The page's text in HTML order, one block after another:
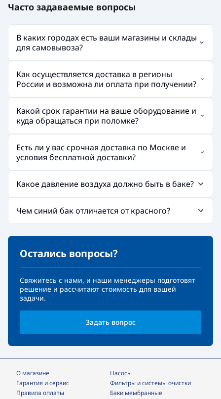
Часто задаваемые вопросы
В каких городах есть ваши магазины и склады
для самовывоза?
Как осуществляется доставка в регионы
России и возможна ли оплата при получении?
Какой срок гарантии на ваше оборудование и
куда обращаться при поломке?
Есть ли у вас срочная доставка по Москве и
условия бесплатной доставки?
Какое давление воздуха должно быть в баке?
Чем синий бак отличается от красного?
Остались вопросы?
Свяжитесь с нами, и наши менеджеры подготовят
решение и рассчитают стоимость для вашей
задачи.
Задать вопрос
О магазине
Гарантия и сервис
Правила оплаты
Насосы
фильтры и системы очистки
Баки мембранные